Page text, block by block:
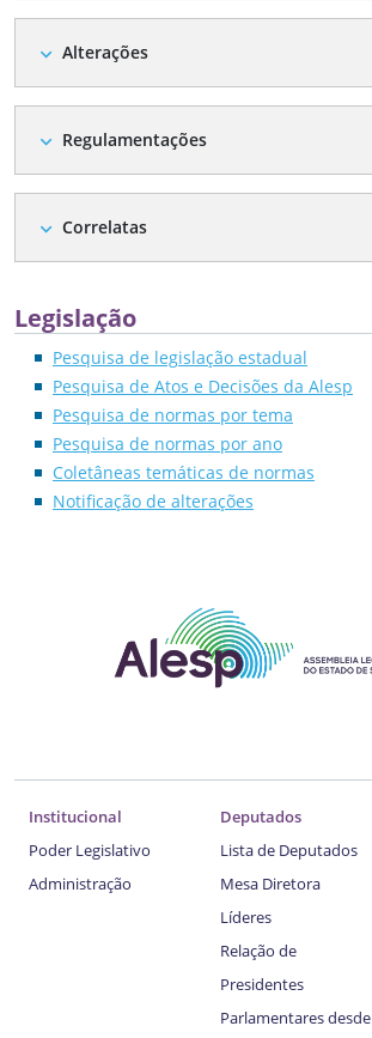
expand_more Alterações
expand_more Regulamentações
expand_more Correlatas
Legislação
Pesquisa de legislação estadual
Pesquisa de Atos e Decisões da Alesp
Pesquisa de normas por tema
Pesquisa de normas por ano
Coletâneas temáticas de normas
Notificação de alterações
Institucional
Poder Legislativo
Administração
Deputados
Lista de Deputados
Mesa Diretora
Líderes
Relação de
Presidentes
Parlamentares desde